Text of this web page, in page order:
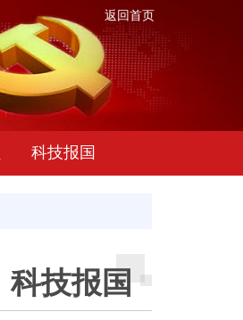
返回首页
科技报国
科技报国